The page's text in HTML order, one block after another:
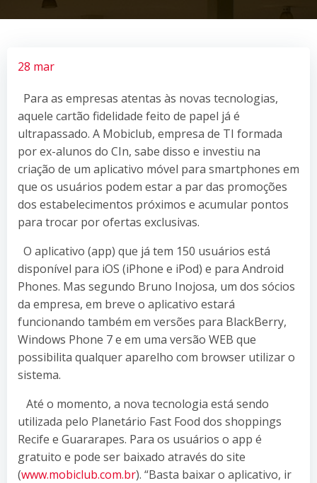
28 mar
Para as empresas atentas às novas tecnologias,
aquele cartão fidelidade feito de papel já é
ultrapassado. A Mobiclub, empresa de TI formada
por ex-alunos do CIn, sabe disso e investiu na
criação de um aplicativo móvel para smartphones em
que os usuários podem estar a par das promoções
dos estabelecimentos próximos e acumular pontos
para trocar por ofertas exclusivas.
O aplicativo (app) que já tem 150 usuários está
disponível para iOS (iPhone e iPod) e para Android
Phones. Mas segundo Bruno Inojosa, um dos sócios
da empresa, em breve o aplicativo estará
funcionando também em versões para BlackBerry,
Windows Phone 7 e em uma versão WEB que
possibilita qualquer aparelho com browser utilizar o
sistema.
Até o momento, a nova tecnologia está sendo
utilizada pelo Planetário Fast Food dos shoppings
Recife e Guararapes. Para os usuários o app é
gratuito e pode ser baixado através do site
(www.mobiclub.com.br). “Basta baixar o aplicativo, ir